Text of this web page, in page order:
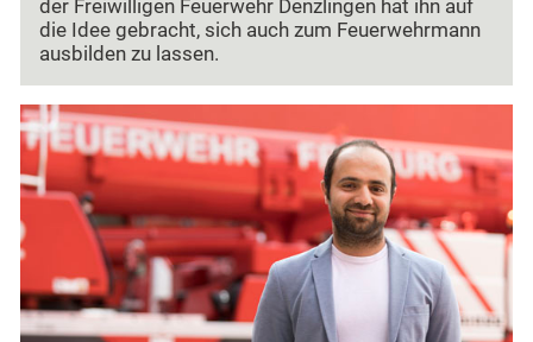
der Freiwilligen Feuerwehr Denzlingen hat ihn auf
die Idee gebracht, sich auch zum Feuerwehrmann
ausbilden zu lassen.